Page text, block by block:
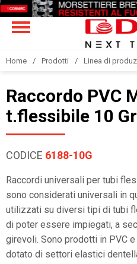
Home Prodotti Linea di
Raccordo PVC
t.flessibile 10
CODICE 6188-10G
Raccordi universali per tubi
sono considerati universali in
utilizzati su diversi tipi di tubi
di poter essere impiegati, a
girevoli. Sono prodotti in PVC
dotato di settori elastici